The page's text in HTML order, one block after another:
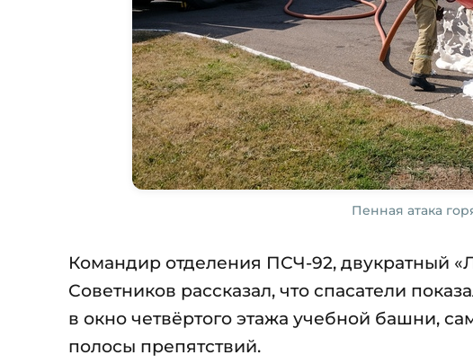
Пенная атака
Командир отделения ПСЧ-92, двукратный
Советников рассказал, что спасатели
в окно четвёртого этажа учебной башни,
полосы препятствий.